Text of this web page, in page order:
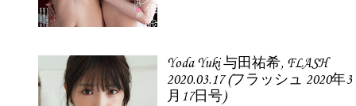
Yoda Yuki 与田祐希, FLASH
2020.03.17 (フラッシュ 2020年3
月17日号)